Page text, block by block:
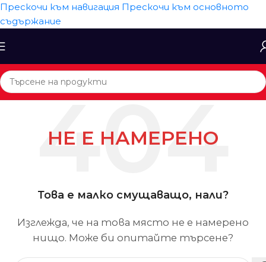
Прескочи към навигация Прескочи към основното
съдържание
НЕ Е НАМЕРЕНО
Това е малко смущаващо, нали?
Изглежда, че на това място не е намерено
нищо. Може би опитайте търсене?